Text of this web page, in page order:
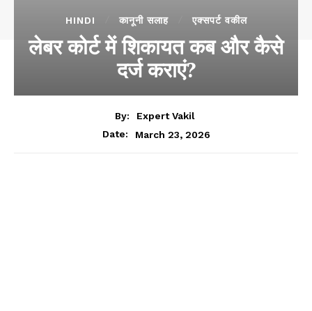
HINDI कानूनी सलाह एक्सपर्ट वकील
लेबर कोर्ट में शिकायत कब और कैसे
दर्ज कराएं?
By:
Expert Vakil
Date:
March 23, 2026